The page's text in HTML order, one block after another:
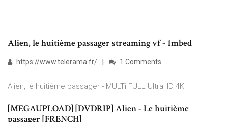
Alien, le huitième passager streaming vf - 1mbed
https://www.telerama.fr/ 1 Comments
Alien, le huitième passager - MULTi FULL UltraHD 4K
[MEGAUPLOAD] [DVDRIP] Alien - Le huitième
passager [FRENCH]